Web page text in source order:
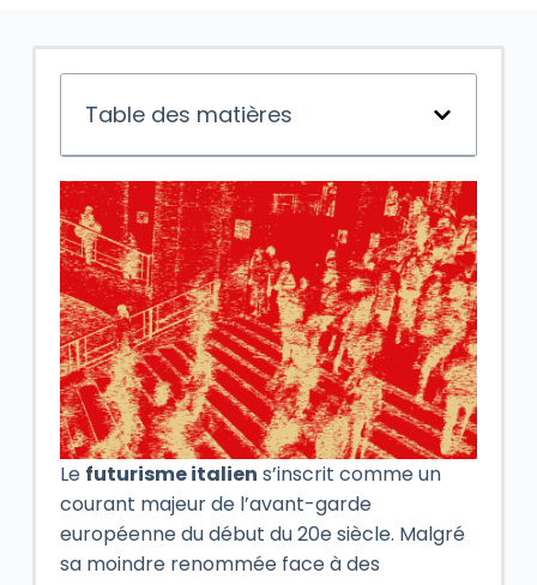
Table des matières
Le futurisme italien s’inscrit comme un
courant majeur de l’avant-garde
européenne du début du 20e siècle. Malgré
sa moindre renommée face à des